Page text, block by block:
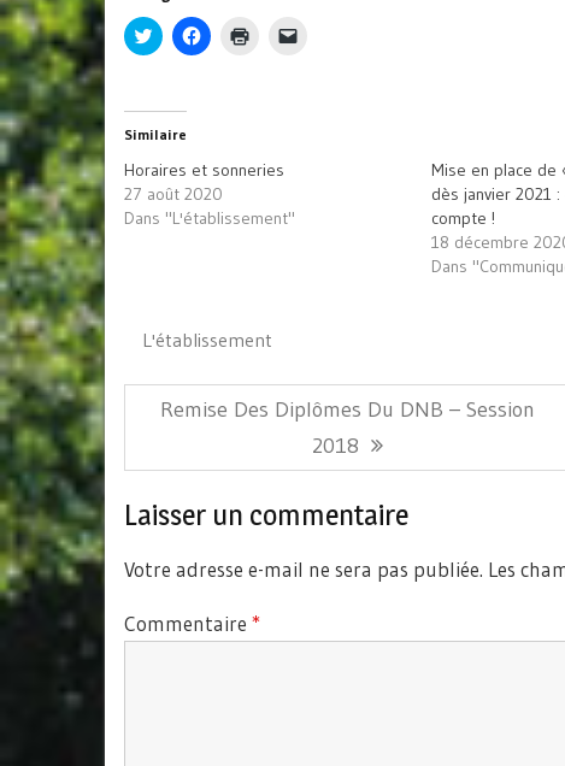
Cliquez
pour
dans
une
nouvelle
Cliquez
pour
Cliquer
pour
Similaire
Horaires et sonneries
27 août 2020
Dans "L'établissement"
Mise en place
dès janvier 2021
compte !
18 décembre
Dans
L'établissement
Navigation
l’article
Article
Remise Des Diplômes Du DNB – Session
2018
Laisser un commentaire
Votre adresse e-mail ne sera pas publiée. Les
Commentaire *